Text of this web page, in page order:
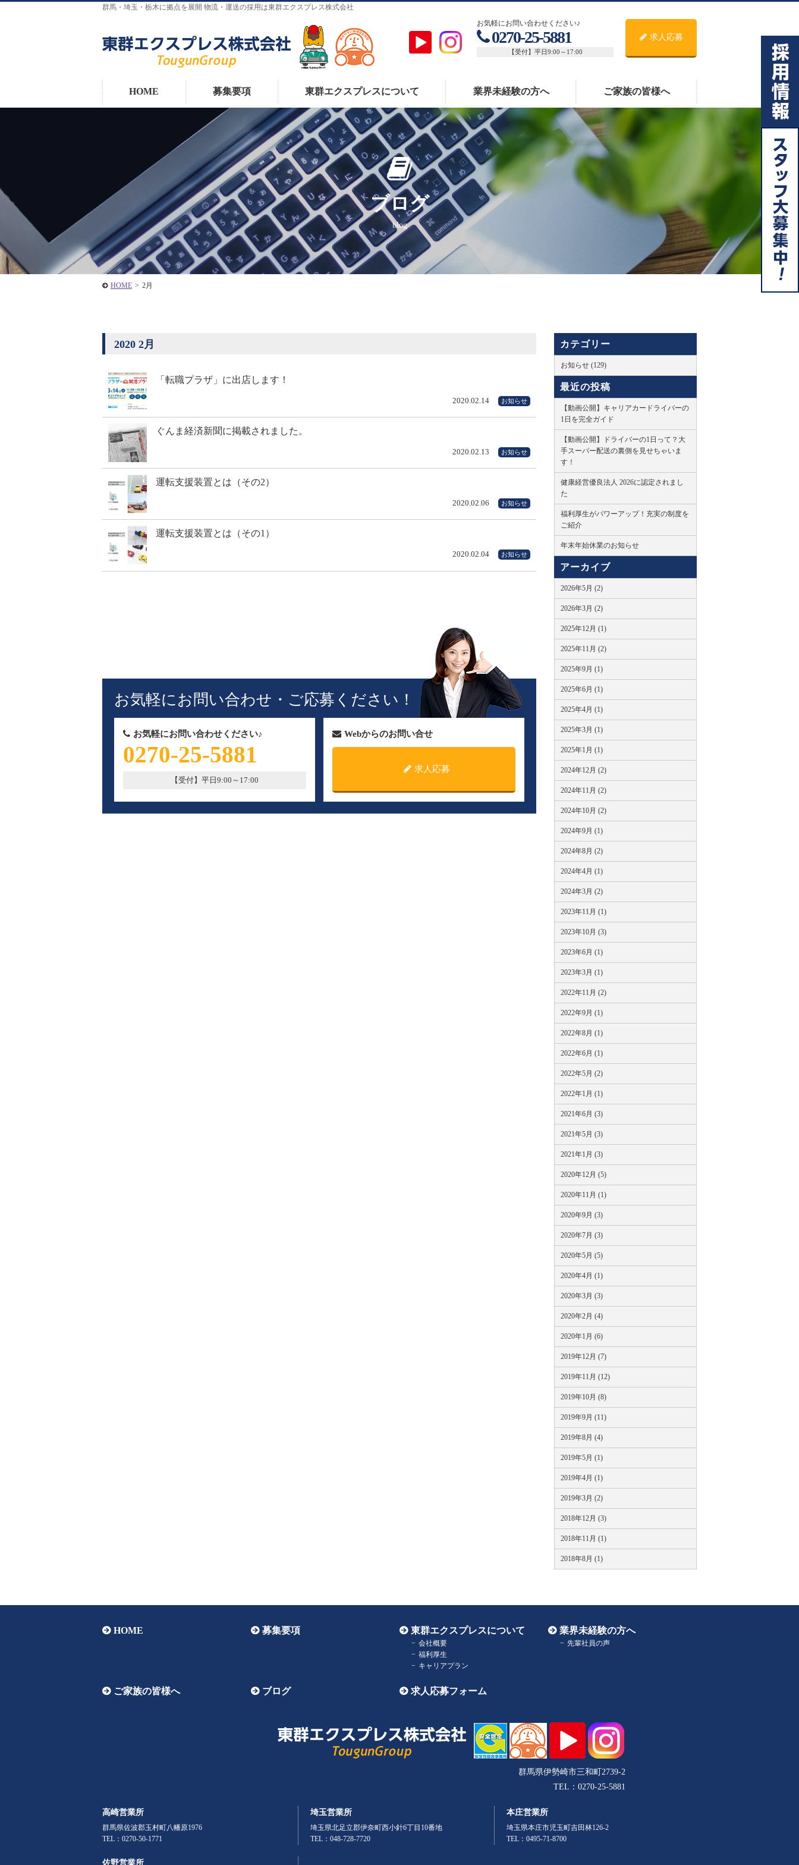
群馬・埼玉・栃木に拠点を展開 物流・運送の採用は東群エクスプレス株式会社
HOME 募集要項 東群エクスプレスについて 業界未経験の方へ ご家族の皆様へ
求人応募
お気軽にお問い合わせください♪
0270-25-5881
【受付】平日9:00～17:00
ブログ
blog
HOME > 2月
2020 2月
「転職プラザ」に出店します！
2020.02.14 お知らせ
ぐんま経済新聞に掲載されました。
2020.02.13 お知らせ
運転支援装置とは（その2）
2020.02.06 お知らせ
運転支援装置とは（その1）
2020.02.04 お知らせ
お気軽にお問い合わせ・ご応募ください！
お気軽にお問い合わせください♪
0270-25-5881
【受付】平日9:00～17:00
Webからのお問い合せ
求人応募
カテゴリー
お知らせ (129)
最近の投稿
【動画公開】キャリアカードライバーの
1日を完全ガイド
【動画公開】ドライバーの1日って？大
手スーパー配送の裏側を見せちゃいま
す！
健康経営優良法人 2026に認定されまし
た
福利厚生がパワーアップ！充実の制度を
ご紹介
年末年始休業のお知らせ
アーカイブ
2026年5月 (2)
2026年3月 (2)
2025年12月 (1)
2025年11月 (2)
2025年9月 (1)
2025年6月 (1)
2025年4月 (1)
2025年3月 (1)
2025年1月 (1)
2024年12月 (2)
2024年11月 (2)
2024年10月 (2)
2024年9月 (1)
2024年8月 (2)
2024年4月 (1)
2024年3月 (2)
2023年11月 (1)
2023年10月 (3)
2023年6月 (1)
2023年3月 (1)
2022年11月 (2)
2022年9月 (1)
2022年8月 (1)
2022年6月 (1)
2022年5月 (2)
2022年1月 (1)
2021年6月 (3)
2021年5月 (3)
2021年1月 (3)
2020年12月 (5)
2020年11月 (1)
2020年9月 (3)
2020年7月 (3)
2020年5月 (5)
2020年4月 (1)
2020年3月 (3)
2020年2月 (4)
2020年1月 (6)
2019年12月 (7)
2019年11月 (12)
2019年10月 (8)
2019年9月 (11)
2019年8月 (4)
2019年5月 (1)
2019年4月 (1)
2019年3月 (2)
2018年12月 (3)
2018年11月 (1)
2018年8月 (1)
HOME 募集要項 東群エクスプレスについて
会社概要
福利厚生
キャリアプラン
業界未経験の方へ
先輩社員の声
ご家族の皆様へ ブログ 求人応募フォーム
群馬県伊勢崎市三和町2739-2
TEL：0270-25-5881
高崎営業所
群馬県佐波郡玉村町八幡原1976
TEL：0270-50-1771
埼玉営業所
埼玉県北足立郡伊奈町西小針6丁目10番地
TEL：048-728-7720
本庄営業所
埼玉県本庄市児玉町吉田林126-2
TEL：0495-71-8700
佐野営業所